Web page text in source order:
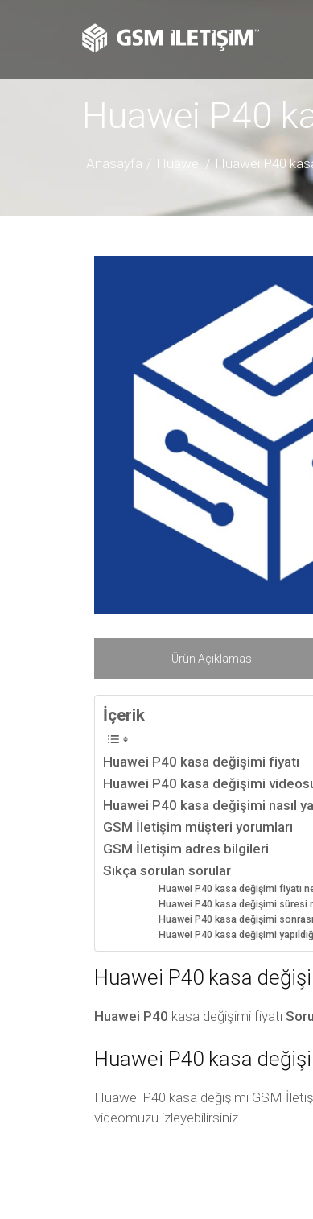
Huawei P40
Anasayfa Huawei Huawei P40
Ürün Açıklaması
İçerik
Huawei P40 kasa değişimi fiyatı
Huawei P40 kasa değişimi
Huawei P40 kasa değişimi nasıl
GSM İletişim müşteri yorumları
GSM İletişim adres bilgileri
Sıkça sorulan sorular
Huawei P40 kasa değişimi fiyatı
Huawei P40 kasa değişimi süresi
Huawei P40 kasa değişimi
Huawei P40 kasa değişimi
Huawei P40 kasa
Huawei P40 kasa değişimi fiyatı
Huawei P40 kasa
Huawei P40 kasa değişimi GSM
videomuzu izleyebilirsiniz.